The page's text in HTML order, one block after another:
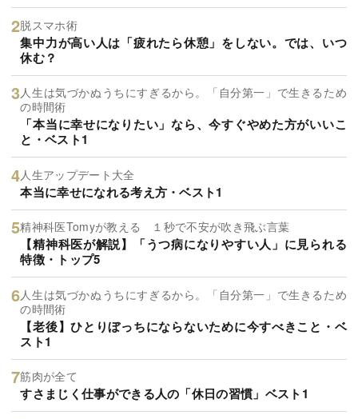
脱スマホ術
集中力が高い人は「疲れたら休憩」をしない。では、いつ
休む？
人生は気づかぬうちにすぎるから。「自分第一」で生きるため
の時間術
「本当に幸せになりたい」なら、今すぐやめた方がいいこ
と・ベスト1
人生アップデート大全
本当に幸せになれる考え方・ベスト1
精神科医Tomyが教える １秒で不安が吹き飛ぶ言葉
【精神科医が解説】「うつ病になりやすい人」に見られる
特徴・トップ5
人生は気づかぬうちにすぎるから。「自分第一」で生きるため
の時間術
【老後】ひとりぼっちにならないために今すべきこと・ベ
スト1
筋肉が全て
すさまじく仕事ができる人の「休日の習慣」ベスト1